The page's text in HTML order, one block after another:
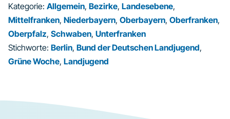
Kategorie: Allgemein, Bezirke, Landesebene,
Mittelfranken, Niederbayern, Oberbayern, Oberfranken,
Oberpfalz, Schwaben, Unterfranken
Stichworte: Berlin, Bund der Deutschen Landjugend,
Grüne Woche, Landjugend